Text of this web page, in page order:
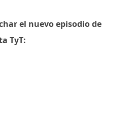
el nuevo episodio de
TyT: